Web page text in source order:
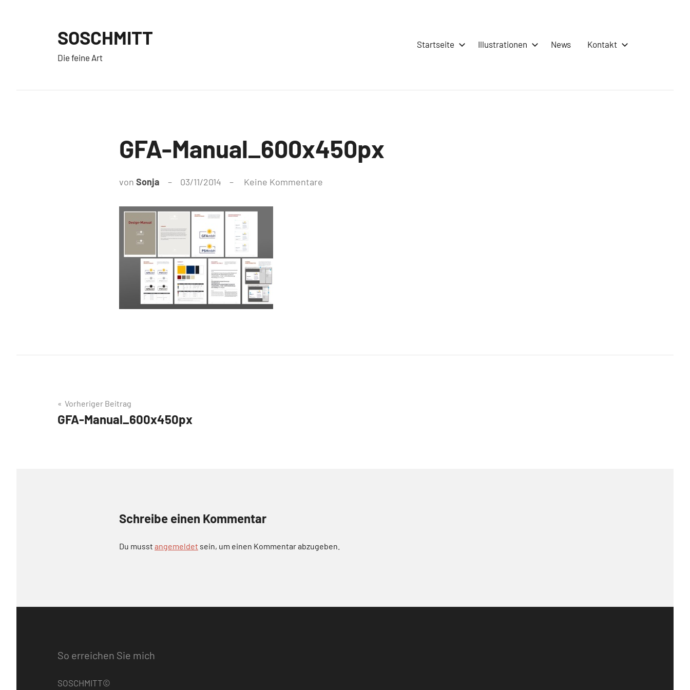
SOSCHMITT
Die feine Art
Startseite Illustrationen News Kontakt
GFA-Manual_600x450px
von Sonja 03/11/2014 Keine Kommentare
Beitragsnavigation
Vorheriger Beitrag
GFA-Manual_600x450px
Schreibe einen Kommentar
Du musst angemeldet sein, um einen Kommentar abzugeben.
So erreichen Sie mich
SOSCHMITT©